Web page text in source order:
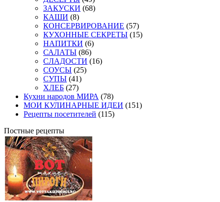
ЗАКУСКИ (68)
КАШИ (8)
КОНСЕРВИРОВАНИЕ (57)
КУХОННЫЕ СЕКРЕТЫ (15)
НАПИТКИ (6)
САЛАТЫ (86)
СЛАДОСТИ (16)
СОУСЫ (25)
СУПЫ (41)
ХЛЕБ (27)
Кухни народов МИРА (78)
МОИ КУЛИНАРНЫЕ ИДЕИ (151)
Рецепты посетителей (115)
Постные рецепты